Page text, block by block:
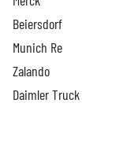
Beiersdorf
Munich Re
Zalando
Daimler Truck